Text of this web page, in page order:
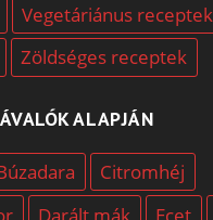
Vegetáriánus receptek
Zöldséges receptek
ALAPJÁN
Citromhéj
Darált mák Ecet